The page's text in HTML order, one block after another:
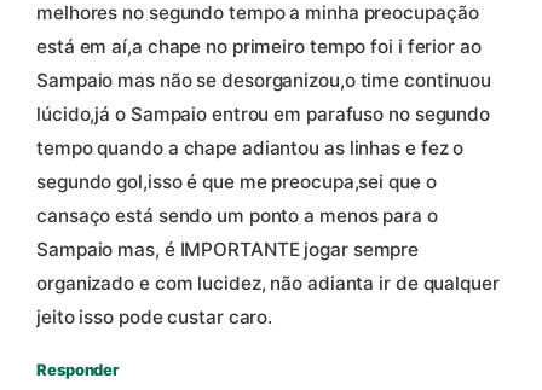
melhores no segundo tempo a minha preocupação
está em aí,a chape no primeiro tempo foi i ferior ao
Sampaio mas não se desorganizou,o time continuou
lúcido,já o Sampaio entrou em parafuso no segundo
tempo quando a chape adiantou as linhas e fez o
segundo gol,isso é que me preocupa,sei que o
cansaço está sendo um ponto a menos para o
Sampaio mas, é IMPORTANTE jogar sempre
organizado e com lucidez, não adianta ir de qualquer
jeito isso pode custar caro.
Responder